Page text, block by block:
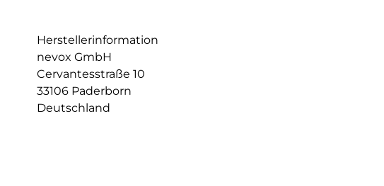
Herstellerinformation
nevox GmbH
Cervantesstraße 10
33106 Paderborn
Deutschland